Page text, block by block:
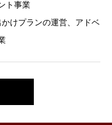
ト事業
けプランの運営、アドベ